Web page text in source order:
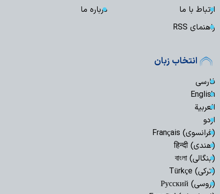
ارتباط با ما
درباره ما
راهنمای RSS
انتخاب زبان
فارسی
English
العربیة
اردو
(فرانسوی) Français
(هندی) हिन्दी
(بنگالی) বাংলা
(ترکی) Türkçe
(روسی) Русский